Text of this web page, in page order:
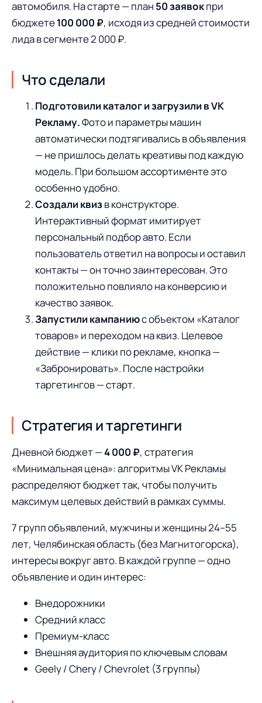
автомобиля. На старте — план 50 заявокпри
бюджете100 000 ₽, исходя из средней стоимости
лида в сегменте 2 000 ₽.
Что сделали
Подготовили каталог и загрузили в VK
Рекламу.Фото и параметры машин
автоматически подтягивались в объявления
— не пришлось делать креативы под каждую
модель. При большом ассортименте это
особенно удобно.
Создали квизв конструкторе.
Интерактивный формат имитирует
персональный подбор авто. Если
пользователь ответил на вопросы и оставил
контакты — он точно заинтересован. Это
положительно повлияло на конверсию и
качество заявок.
Запустили кампаниюс объектом «Каталог
товаров» и переходом на квиз. Целевое
действие — клики по рекламе, кнопка —
«Забронировать». После настройки
таргетингов — старт.
Стратегия и таргетинги
Дневной бюджет —4 000 ₽, стратегия
«Минимальная цена»: алгоритмы VK Рекламы
распределяют бюджет так, чтобы получить
максимум целевых действий в рамках суммы.
7 групп объявлений, мужчины и женщины 24–55
лет, Челябинская область (без Магнитогорска),
интересы вокруг авто. В каждой группе — одно
объявление и один интерес:
Внедорожники
Средний класс
Премиум-класс
Внешняя аудитория по ключевым словам
Geely / Chery / Chevrolet (3 группы)